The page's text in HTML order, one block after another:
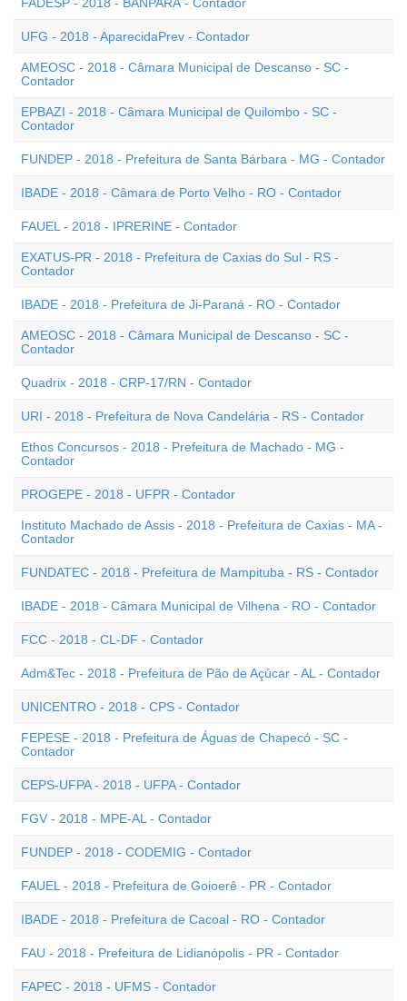
UFG - 2018 - AparecidaPrev - Contador
AMEOSC - 2018 - Câmara Municipal de Descanso - SC -
Contador
EPBAZI - 2018 - Câmara Municipal de Quilombo - SC -
Contador
FUNDEP - 2018 - Prefeitura de Santa Bárbara - MG - Contador
IBADE - 2018 - Câmara de Porto Velho - RO - Contador
FAUEL - 2018 - IPRERINE - Contador
EXATUS-PR - 2018 - Prefeitura de Caxias do Sul - RS -
Contador
IBADE - 2018 - Prefeitura de Ji-Paraná - RO - Contador
AMEOSC - 2018 - Câmara Municipal de Descanso - SC -
Contador
Quadrix - 2018 - CRP-17/RN - Contador
URI - 2018 - Prefeitura de Nova Candelária - RS - Contador
Ethos Concursos - 2018 - Prefeitura de Machado - MG -
Contador
PROGEPE - 2018 - UFPR - Contador
Instituto Machado de Assis - 2018 - Prefeitura de Caxias - MA -
Contador
FUNDATEC - 2018 - Prefeitura de Mampituba - RS - Contador
IBADE - 2018 - Câmara Municipal de Vilhena - RO - Contador
FCC - 2018 - CL-DF - Contador
Adm&Tec - 2018 - Prefeitura de Pão de Açúcar - AL - Contador
UNICENTRO - 2018 - CPS - Contador
FEPESE - 2018 - Prefeitura de Águas de Chapecó - SC -
Contador
CEPS-UFPA - 2018 - UFPA - Contador
FGV - 2018 - MPE-AL - Contador
FUNDEP - 2018 - CODEMIG - Contador
FAUEL - 2018 - Prefeitura de Goioerê - PR - Contador
IBADE - 2018 - Prefeitura de Cacoal - RO - Contador
FAU - 2018 - Prefeitura de Lidianópolis - PR - Contador
FAPEC - 2018 - UFMS - Contador